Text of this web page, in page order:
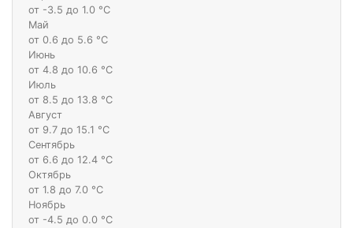
от -3.5 до 1.0 °С
Май
от 0.6 до 5.6 °С
Июнь
от 4.8 до 10.6 °С
Июль
от 8.5 до 13.8 °С
Август
от 9.7 до 15.1 °С
Сентябрь
от 6.6 до 12.4 °С
Октябрь
от 1.8 до 7.0 °С
Ноябрь
от -4.5 до 0.0 °С